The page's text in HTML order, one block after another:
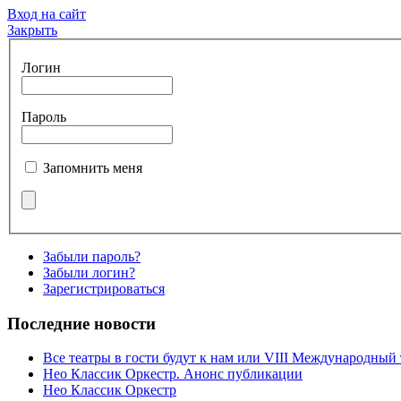
Вход на сайт
Закрыть
Логин
Пароль
Запомнить меня
Забыли пароль?
Забыли логин?
Зарегистрироваться
Последние новости
Все театры в гости будут к нам или VIII Международный
Нео Классик Оркестр. Анонс публикации
Нео Классик Оркестр